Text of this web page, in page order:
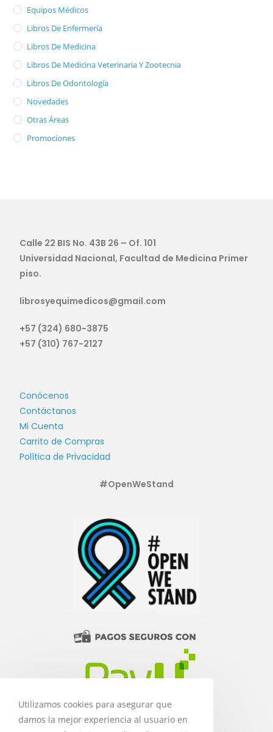
Equipos Médicos
Libros De Enfermería
Libros De Medicina
Libros De Medicina Veterinaria Y Zootecnia
Libros De Odontología
Novedades
Otras Áreas
Promociones
Calle 22 BIS No. 43B 26 – Of. 101
Universidad Nacional, Facultad de Medicina Primer
piso.
librosyequimedicos@gmail.com
+57 (324) 680-3875
+57 (310) 767-2127
Conócenos
Contáctanos
Mi Cuenta
Carrito de Compras
Política de Privacidad
#OpenWeStand
Utilizamos cookies para asegurar que
damos la mejor experiencia al usuario en